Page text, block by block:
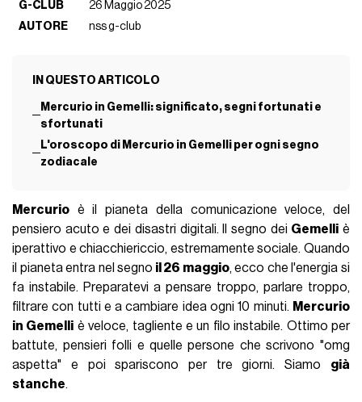
G-CLUB
26 Maggio 2025
AUTORE
nss g-club
IN QUESTO ARTICOLO
Mercurio in Gemelli: significato, segni fortunati e
sfortunati
L'oroscopo di Mercurio in Gemelli per ogni segno
zodiacale
Mercurio è il pianeta della comunicazione veloce, del
pensiero acuto e dei disastri digitali. Il segno dei Gemelli è
iperattivo e chiacchiericcio, estremamente sociale. Quando
il pianeta entra nel segno il 26 maggio, ecco che l'energia si
fa instabile. Preparatevi a pensare troppo, parlare troppo,
filtrare con tutti e a cambiare idea ogni 10 minuti. Mercurio
in Gemelli è veloce, tagliente e un filo instabile. Ottimo per
battute, pensieri folli e quelle persone che scrivono "omg
aspetta" e poi spariscono per tre giorni. Siamo già
stanche.